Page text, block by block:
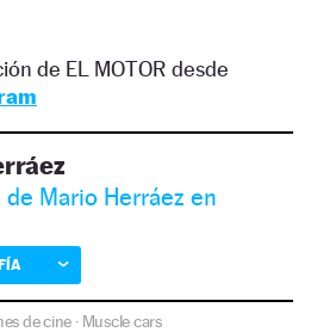
de EL MOTOR desde
de Mario Herráez en
de cine · Muscle cars